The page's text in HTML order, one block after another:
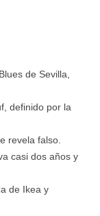
de Sevilla,
definido por la
revela falso.
casi dos años y
de Ikea y